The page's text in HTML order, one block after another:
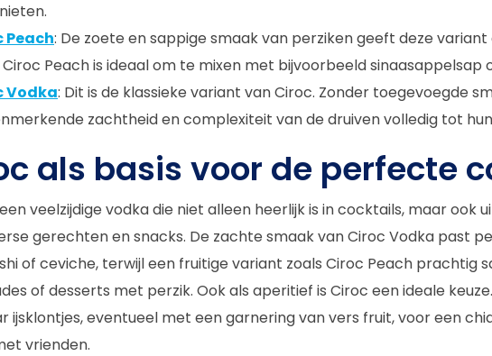
Peach: De zoete en sappige smaak van perziken geeft deze
Peach is ideaal om te mixen met bijvoorbeeld sinaasappelsap
Vodka: Dit is de klassieke variant van Ciroc. Zonder toegevoegde
zachtheid en complexiteit van de druiven volledig tot
als basis voor de perfecte
veelzijdige vodka die niet alleen heerlijk is in cocktails, maar ook
gerechten en snacks. De zachte smaak van Ciroc Vodka past
of ceviche, terwijl een fruitige variant zoals Ciroc Peach prachtig
of desserts met perzik. Ook als aperitief is Ciroc een ideale
ijsklontjes, eventueel met een garnering van vers fruit, voor een
vrienden.